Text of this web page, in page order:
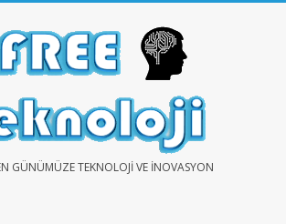
GÜNÜMÜZE TEKNOLOJI VE İNOVASYON